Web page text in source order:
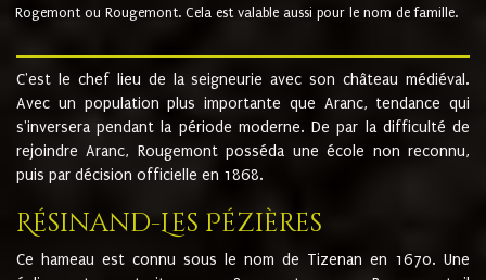
Rogemont ou Rougemont. Cela est valable aussi pour le nom de famille.
C'est le chef lieu de la seigneurie avec son château médiéval.
Avec un population plus importante que Aranc, tendance qui
s'inversera pendant la période moderne. De par la difficulté de
rejoindre Aranc, Rougemont posséda une école non reconnu,
puis par décision officielle en 1868.
Résinand-Les Pézières
Ce hameau est connu sous le nom de Tizenan en 1670. Une